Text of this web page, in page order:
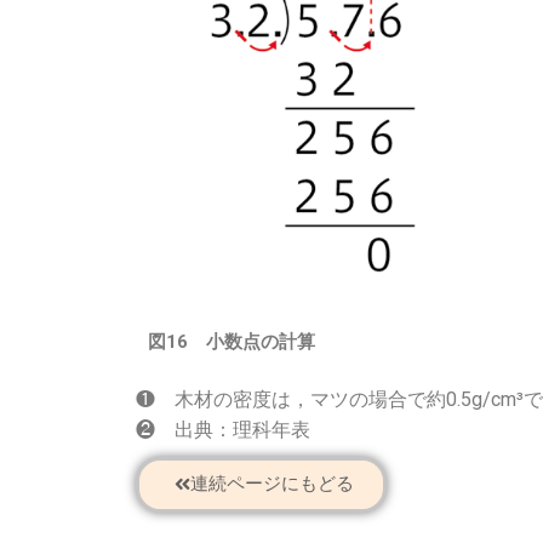
図16 小数点の計算
❶ 木材の密度は，マツの場合で約0.5g/cm³
❷ 出典：理科年表
連続ページにもどる